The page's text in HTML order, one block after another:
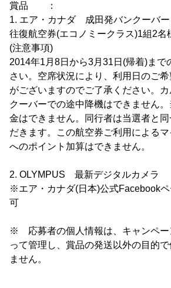
賞品 ：
1. エア・カナダ 成田発バンクーバー
往復航空券(エコノミークラス)1組2名
(注意事項)
2014年1月8日から3月31日(帰着)まで
さい。空席状況により、利用日のご
がございますのでご了承ください。
クーバーでの途中降機はできません
金はできません。同行者は当選者と
だきます。この航空券ご利用による
へのポイント加算はできません。
2. OLYMPUS 最新デジタルカメラ
※エア・カナダ(日本)公式Facebook
可
※ 応募者の個人情報は、キャンペー
って管理し、賞品の発送以外の目的
ません。